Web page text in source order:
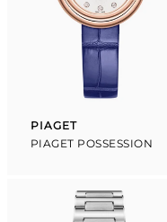
Proveedor:
PIAGET
PIAGET POSSESSION